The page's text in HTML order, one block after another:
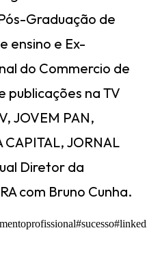
Graduação de
ensino e Ex-
do Commercio de
publicações na TV
JOVEM PAN,
JORNAL
Diretor da
com Bruno Cunha.
#sucesso